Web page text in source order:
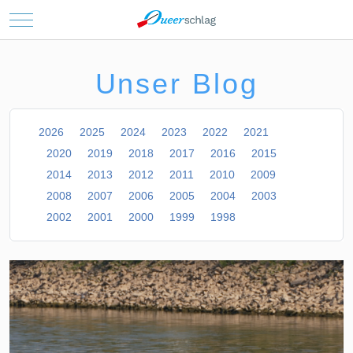
Mobile Menu Toggle
Unser Blog
2026 2025 2024 2023 2022
2021
2020
2019 2018 2017 2016
2015
2014
2013 2012 2011 2010
2009
2008
2007 2006 2005 2004
2003
2002
2001 2000 1999 1998